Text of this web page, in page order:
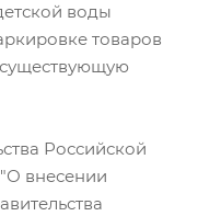
воды
товаров
существующую
Российской
внесении